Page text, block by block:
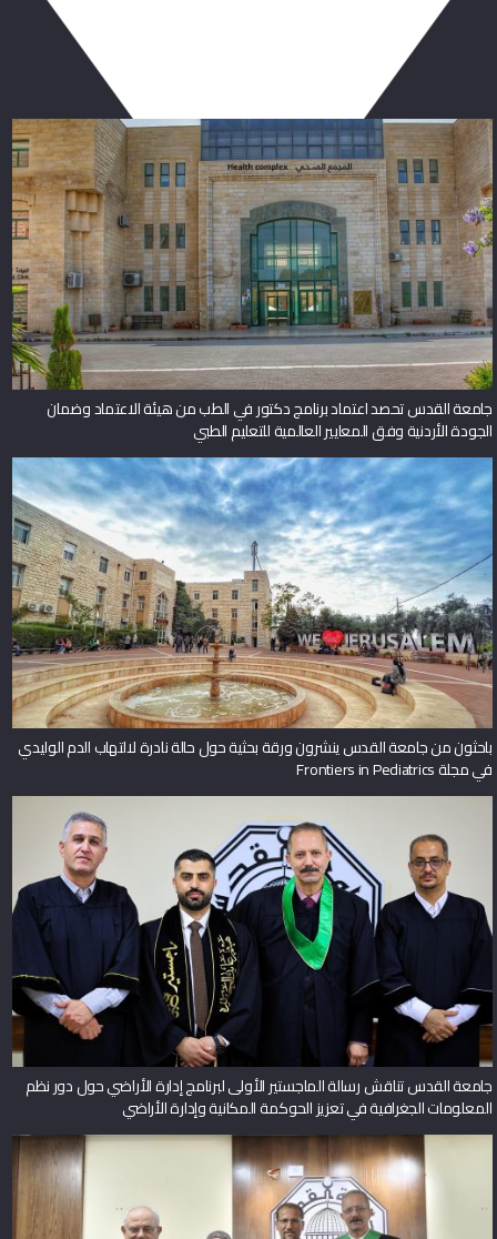
جامعة القدس تحصد اعتماد برنامج دكتور في الطب من هيئة الاعتماد وضمان
الجودة الأردنية وفق المعايير العالمية للتعليم الطبي
باحثون من جامعة القدس ينشرون ورقة بحثية حول حالة نادرة لالتهاب الدم الوليدي
في مجلة Frontiers in Pediatrics
جامعة القدس تناقش رسالة الماجستير الأولى لبرنامج إدارة الأراضي حول دور نظم
المعلومات الجغرافية في تعزيز الحوكمة المكانية وإدارة الأراضي